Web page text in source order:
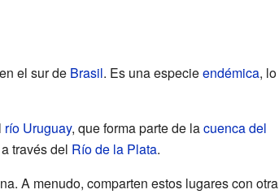
el sur de Brasil. Es una especieendémica, lo
río Uruguay, que forma parte de lacuenca del
a través del Río de la Plata.
A menudo, comparten estos lugares con otra